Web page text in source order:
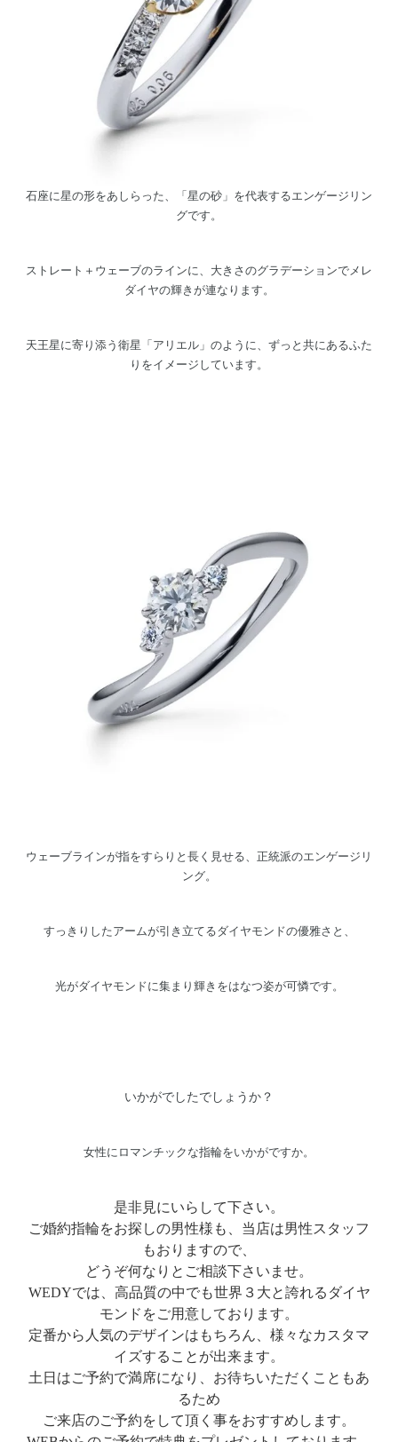
石座に星の形をあしらった、「星の砂」を代表するエンゲージリン
グです。
ストレート＋ウェーブのラインに、大きさのグラデーションでメレ
ダイヤの輝きが連なります。
天王星に寄り添う衛星「アリエル」のように、ずっと共にあるふた
りをイメージしています。
ウェーブラインが指をすらりと長く見せる、正統派のエンゲージリ
ング。
すっきりしたアームが引き立てるダイヤモンドの優雅さと、
光がダイヤモンドに集まり輝きをはなつ姿が可憐です。
いかがでしたでしょうか？
女性にロマンチックな指輪をいかがですか。
是非見にいらして下さい。
ご婚約指輪をお探しの男性様も、当店は男性スタッフ
もおりますので、
どうぞ何なりとご相談下さいませ。
WEDYでは、高品質の中でも世界３大と誇れるダイヤ
モンドをご用意しております。
定番から人気のデザインはもちろん、様々なカスタマ
イズすることが出来ます。
土日はご予約で満席になり、お待ちいただくこともあ
るため
ご来店のご予約をして頂く事をおすすめします。